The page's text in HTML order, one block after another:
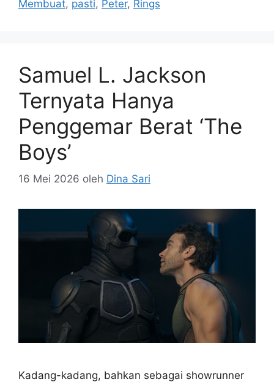
Membuat, pasti, Peter, Rings
Samuel L. Jackson
Ternyata Hanya
Penggemar Berat ‘The
Boys’
16 Mei 2026 oleh Dina Sari
Kadang-kadang, bahkan sebagai showrunner